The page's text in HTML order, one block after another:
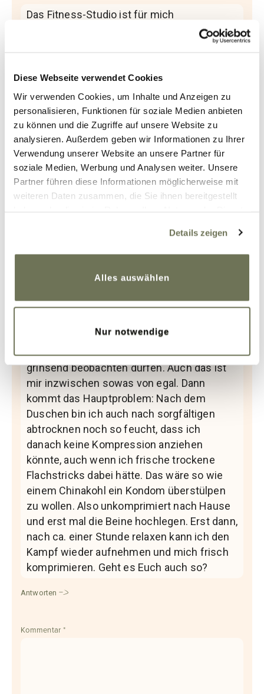
Diese Webseite verwendet Cookies
Wir verwenden Cookies, um Inhalte und Anzeigen zu
personalisieren, Funktionen für soziale Medien anbieten
zu können und die Zugriffe auf unsere Website zu
analysieren. Außerdem geben wir Informationen zu Ihrer
Verwendung unserer Website an unsere Partner für
soziale Medien, Werbung und Analysen weiter. Unsere
Partner führen diese Informationen möglicherweise mit
weiteren Daten zusammen, die Sie ihnen bereitgestellt
Cookies, wenn Sie unsere Webseite weiterhin nutzen.
Weitere Informationen finden Sie in unserer
Details zeigen
Alles auswählen
Nur notwendige
Das Fitness-Studio ist für mich
überlebenswichtig! Herz-Lunge-Kreislauf,
die Umwandlung und Erhaltung von Fett in
Osteoporose- ohne Muskelaufbau keine
Verbesserung der Knochenmasse!-
Kondition, Haltung, Kraft, Gelassenheit
usw… all das kann man im “Gym” trainieren.
Schon nach kurzer Zeit bin ich jedesmal
schweißgebadet. Ich trainiere in Flachstrick
mit Shorts darüber. Nur eine Dame hat mich
mal auf meine Kompression angesprochen
und mich gelobt. Sie selber sollte auch
meinen Beinen habe. Das Problem kommt
muss ich mir die völlig verschwitzte und
zerren, was die im Umkleideraum
anwesenden Herrschaften erstaunt
grinsend beobachten dürfen. Auch das ist
mir inzwischen sowas von egal. Dann
kommt das Hauptproblem: Nach dem
Duschen bin ich auch nach sorgfältigen
abtrocknen noch so feucht, dass ich
danach keine Kompression anziehen
könnte, auch wenn ich frische trockene
Flachstricks dabei hätte. Das wäre so wie
einem Chinakohl ein Kondom überstülpen
zu wollen. Also unkomprimiert nach Hause
und erst mal die Beine hochlegen. Erst dann,
nach ca. einer Stunde relaxen kann ich den
Kampf wieder aufnehmen und mich frisch
komprimieren. Geht es Euch auch so?
Antworten
Kommentar *